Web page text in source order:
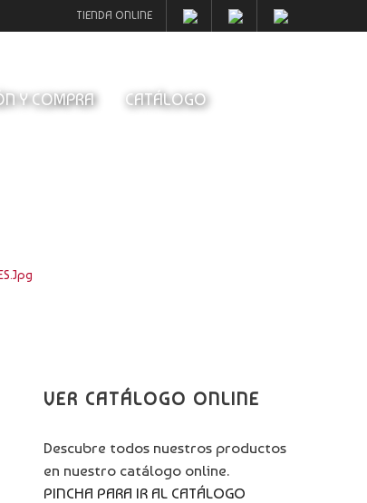
TIENDA ONLINE
Y COMPRA
CATÁLOGO
VER CATÁLOGO ONLINE
Descubre todos nuestros productos
en nuestro catálogo online.
PINCHA PARA IR AL CATÁLOGO